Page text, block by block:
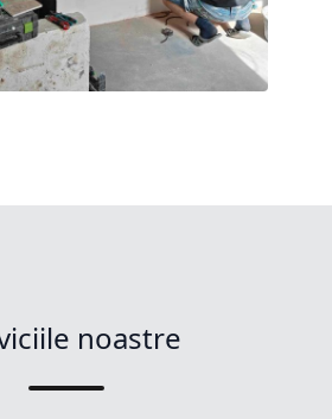
noastre